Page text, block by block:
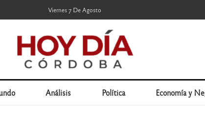
Viernes 7 De Agosto
Análisis Política Economía y